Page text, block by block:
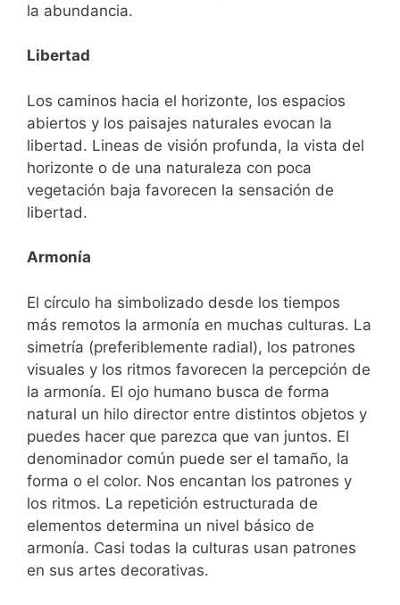
la abundancia.
Libertad
Los caminos hacia el horizonte, los espacios
abiertos y los paisajes naturales evocan la
libertad. Lineas de visión profunda, la vista del
horizonte o de una naturaleza con poca
vegetación baja favorecen la sensación de
libertad.
Armonía
El círculo ha simbolizado desde los tiempos
más remotos la armonía en muchas culturas. La
simetría (preferiblemente radial), los patrones
visuales y los ritmos favorecen la percepción de
la armonía. El ojo humano busca de forma
natural un hilo director entre distintos objetos y
puedes hacer que parezca que van juntos. El
denominador común puede ser el tamaño, la
forma o el color. Nos encantan los patrones y
los ritmos. La repetición estructurada de
elementos determina un nivel básico de
armonía. Casi todas la culturas usan patrones
en sus artes decorativas.